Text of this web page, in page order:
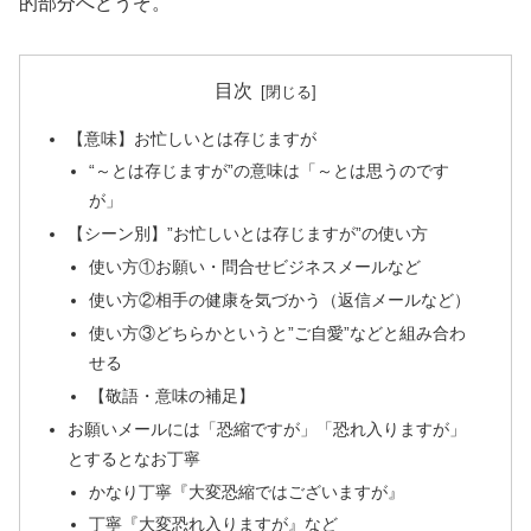
目次
【意味】お忙しいとは存じますが
“～とは存じますが”の意味は「～とは思うのです
が」
【シーン別】”お忙しいとは存じますが”の使い方
使い方①お願い・問合せビジネスメールなど
使い方②相手の健康を気づかう（返信メールなど）
使い方③どちらかというと”ご自愛”などと組み合わ
せる
【敬語・意味の補足】
お願いメールには「恐縮ですが」「恐れ入りますが」
とするとなお丁寧
かなり丁寧『大変恐縮ではございますが』
丁寧『大変恐れ入りますが』など